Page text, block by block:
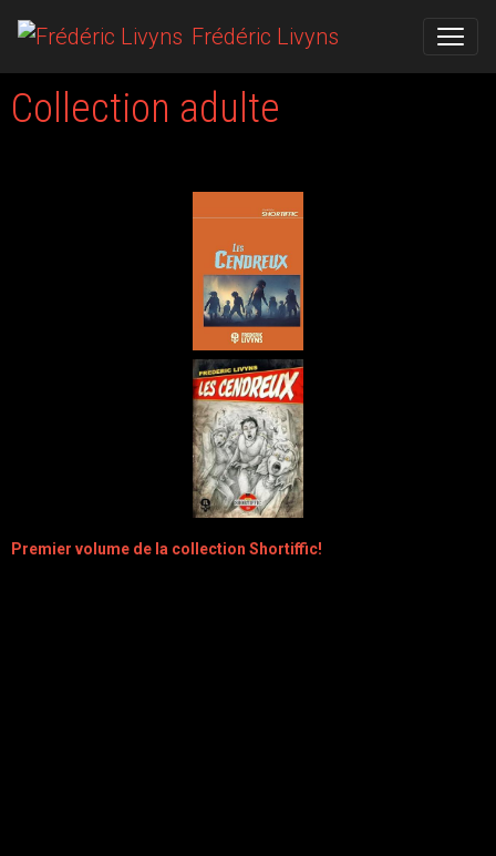
Frédéric Livyns
Collection adulte
Premier volume de la collection Shortiffic!